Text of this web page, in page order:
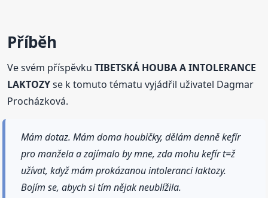
Příběh
Ve svém příspěvkuTIBETSKÁ HOUBA A INTOLERANCE
LAKTOZYse k tomuto tématu vyjádřil uživatel Dagmar
Procházková.
Mám dotaz. Mám doma houbičky, dělám denně kefír
pro manžela a zajímalo by mne, zda mohu kefír t=ž
užívat, když mám prokázanou intoleranci laktozy.
Bojím se, abych si tím nějak neublížila.